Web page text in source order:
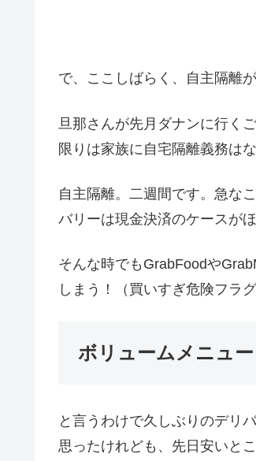
で、ここしばらく、自主隔離
旦那さんが先月ダナンに行く
限りは家族に自宅隔離義務は
自主隔離。二週間です。急な
バリーは現金決済のケースがほ
そんな時でもGrabFoodや
しまう！（買いすぎ危険フラグ
ボリュームメニュー
と言うわけで久しぶりのデリ
思ったけれども、先日安いと